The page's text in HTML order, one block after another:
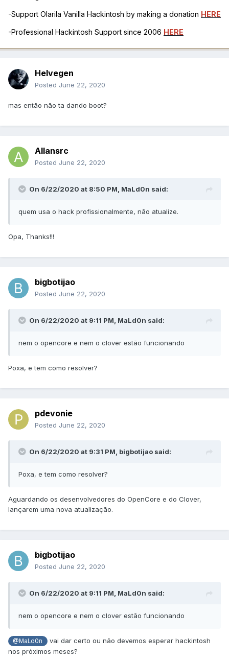
-Support Olarila Vanilla Hackintosh by making a donation HERE
-Professional Hackintosh Support since 2006 HERE
Helvegen
Posted June 22, 2020
mas então não ta dando boot?
Allansrc
Posted June 22, 2020
On 6/22/2020 at 8:50 PM, MaLd0n said:
quem usa o hack profissionalmente, não atualize.
Opa, Thanks!!!
bigbotijao
Posted June 22, 2020
On 6/22/2020 at 9:11 PM, MaLd0n said:
nem o opencore e nem o clover estão funcionando
Poxa, e tem como resolver?
pdevonie
Posted June 22, 2020
On 6/22/2020 at 9:31 PM, bigbotijao said:
Poxa, e tem como resolver?
Aguardando os desenvolvedores do OpenCore e do Clover,
lançarem uma nova atualização.
bigbotijao
Posted June 22, 2020
On 6/22/2020 at 9:11 PM, MaLd0n said:
nem o opencore e nem o clover estão funcionando
@MaLd0n
vai dar certo ou não devemos esperar hackintosh
nos próximos meses?